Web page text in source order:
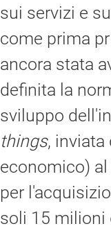
sui servizi e
come prima
ancora stata
definita la
sviluppo
things, inviata
economico)
per
soli 15 milioni